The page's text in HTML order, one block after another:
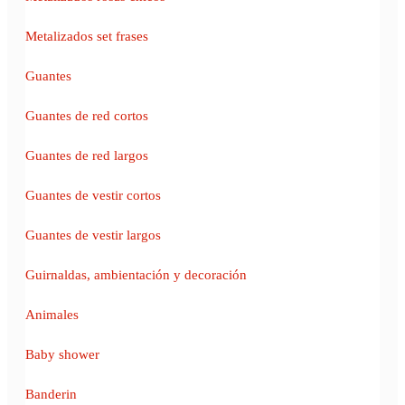
Metalizados set frases
Guantes
Guantes de red cortos
Guantes de red largos
Guantes de vestir cortos
Guantes de vestir largos
Guirnaldas, ambientación y decoración
Animales
Baby shower
Banderin